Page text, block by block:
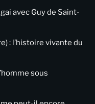
avec Guy de Saint-
: l’histoire vivante du
sous